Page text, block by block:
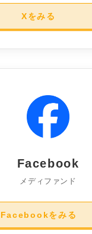
Xをみる
Facebook
メディファンド
Facebookをみる